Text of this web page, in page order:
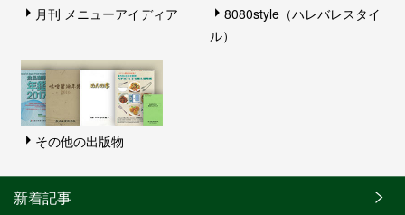
月刊 メニューアイディア
8080style（ハレバレスタイ
ル）
その他の出版物
新着記事